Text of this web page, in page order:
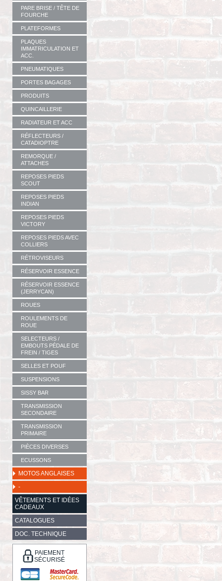
PARE BRISE / TÊTE DE
FOURCHE
PLATEFORMES
PLAQUES
IMMATRICULATION ET
ACC.
PNEUMATIQUES
PORTES BAGAGES
PRODUITS
QUINCAILLERIE
RADIATEUR ET ACC
RÉFLECTEURS /
CATADIOPTRE
REMORQUE /
ATTACHES
REPOSES PIEDS
SCOUT
REPOSES PIEDS
INDIAN
REPOSES PIEDS
VICTORY
REPOSES PIEDS AVEC
COLLIERS
RÉTROVISEURS
RÉSERVOIR ESSENCE
RÉSERVOIR ESSENCE
(JERRYCAN)
ROUES
ROULEMENTS DE
ROUE
SELECTEURS /
EMBOUTS PÉDALE DE
FREIN / TIGES
SELLES ET POUF
SUSPENSIONS
SISSY BAR
TRANSMISSION
SECONDAIRE
TRANSMISSION
PRIMAIRE
PIÈCES DIVERSES
ECUSSONS
MOTOS ANGLAISES
-
VÊTEMENTS ET IDÉES
CADEAUX
CATALOGUES
DOC. TECHNIQUE
PAIEMENT
SÉCURISÉ